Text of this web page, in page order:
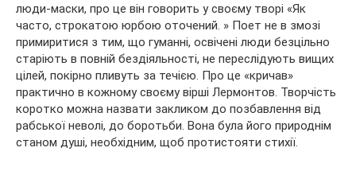
люди-маски, про це він говорить у своєму творі «Як
часто, строкатою юрбою оточений. » Поет не в змозі
примиритися з тим, що гуманні, освічені люди безцільно
старіють в повній бездіяльності, не переслідують вищих
цілей, покірно пливуть за течією. Про це «кричав»
практично в кожному своєму вірші Лермонтов. Творчість
коротко можна назвати закликом до позбавлення від
рабської неволі, до боротьби. Вона була його природнім
станом душі, необхідним, щоб протистояти стихії.